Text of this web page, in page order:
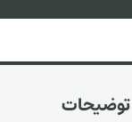
توضیحات